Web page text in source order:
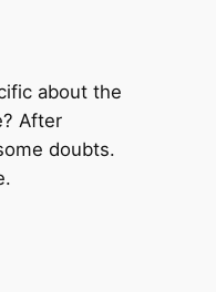
about the
After
doubts.